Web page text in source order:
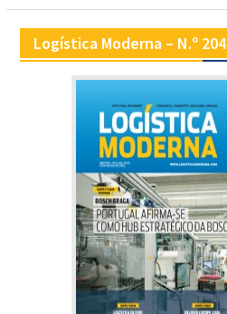
Logística Moderna – N.º 204